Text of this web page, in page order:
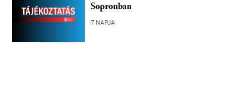
Sopronban
7 NAPJA